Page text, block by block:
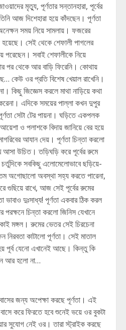
মৃত্যু, পূর্ণতার সন্তানহারা, পূর্বের
আজ দিশেহারা হয়ে কাঁদছেন। পূর্ণতা
সময় নিয়ে সামলায়। ফজরের
হয়েছে। সেই থেকে শেফালী পাগলের
সবাই শেফালীকে নিয়ে
পর থেকে আর বাড়ি ফিরেনি। কোথায়
ওর প্রতি বিশেষ খেয়াল রাখেনি।
কিছু জিজ্ঞেস করলে মাথা নাড়িয়ে কথা
এদিকে সময়ের পাল্লা কখন দুপুর
সেটা টের পায়না। ঘড়িতে একপলক
ও পলাশকে বিদায় জানিয়ে বের হয়ে
আযান দেয়। পূর্ণতা চিন্তা করলো
আসা উচিত। তড়িঘড়ি করে পূর্বের রুমে
সবকিছু এলোমেলোভাবে ছড়িয়ে-
অগোছালো অবস্থা সহ্য করতে পারেনা,
গুছিয়ে রাখে, আজ সেই পূর্বের রুমের
দুঃসাধ্য! পূর্ণতা একবার ঠিক করল
পরক্ষনে চিন্তা করলো জিনিস যেখানে
মঙ্গল। রুমের ভেতর সেই চিরচেনা
নিরবতা কাটালো পূর্ণতা। সেই মাতাল
পূর্ব যেনো এখানেই আছে। কিন্তু কি
আর হলো না…
বাসের জন্য অপেক্ষা করছে পূর্ণতা। এই
করে ফিরতে হবে শুনেই ভয়ে ওর বুকটা
সুযোগ নেই ওর। তারা স্ট্রাইক করছে